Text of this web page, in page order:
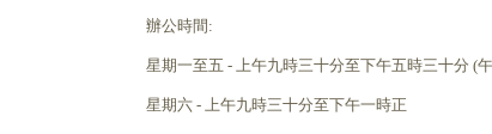
辦公時間:
星期一至五 - 上午九時三十分至下午五時三十分 (
星期六 - 上午九時三十分至下午一時正